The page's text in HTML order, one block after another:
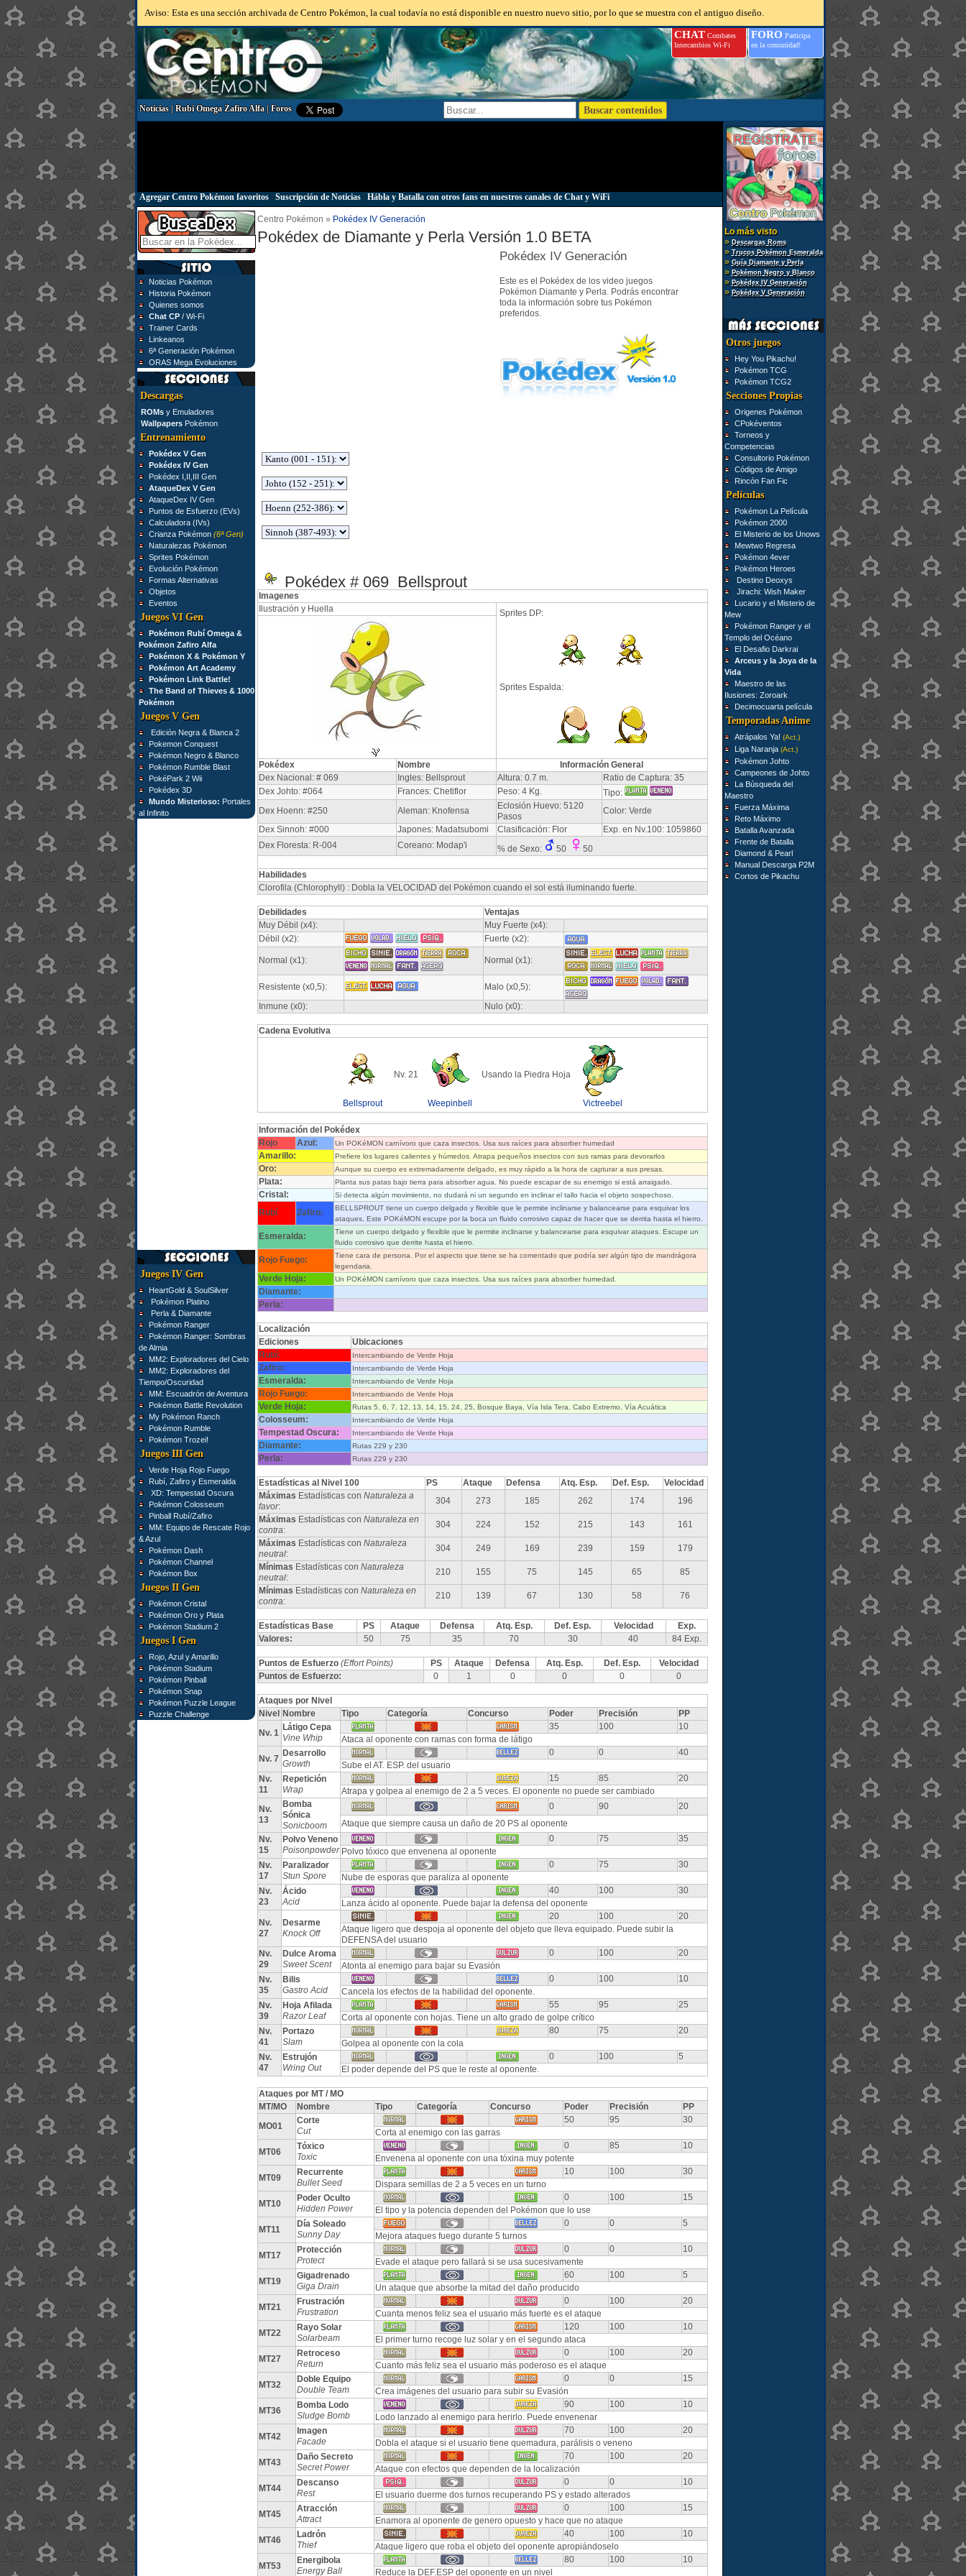
Aviso: Esta es una sección archivada de Centro Pokémon, la cual todavía no está disponible en nuestro nuevo sitio, por lo que se muestra con el antiguo diseño.
FORO Participa
en la comunidad!
CHATCombates
Intercambios Wi-Fi
Noticias|Rubí Omega Zafiro Alfa|Foros
Agregar Centro Pokémon favoritos| Suscripción de Noticias| Hábla y Batalla con otros fans en nuestros canales de Chat y WiFi
Lo más visto
» Descargas Roms
» Trucos Pokémon Esmeralda
» Guía Diamante y Perla
» Pokémon Negro y Blanco
» Pokédex IV Generación
» Pokédex V Generación
Otros juegos
Hey You Pikachu!
Pokémon TCG
Pokémon TCG2
Secciones Propias
Origenes Pokémon
CPokéventos
Torneos y
Competencias
Consultorio Pokémon
Códigos de Amigo
Rincón Fan Fic
Películas
Pokémon La Película
Pokémon 2000
El Misterio de los Unows
Mewtwo Regresa
Pokémon 4ever
Pokémon Heroes
Destino Deoxys
Jirachi: Wish Maker
Lucario y el Misterio de
Mew
Pokémon Ranger y el
Templo del Océano
El Desafio Darkrai
Arceus y la Joya de la
Vida
Maestro de las
Ilusiones: Zoroark
Decimocuarta película
Temporadas Anime
Atrápalos Ya! (Act.)
Liga Naranja (Act.)
Pokémon Johto
Campeones de Johto
La Búsqueda del
Maestro
Fuerza Máxima
Reto Máximo
Batalla Avanzada
Frente de Batalla
Diamond & Pearl
Manual Descarga P2M
Cortos de Pikachu
Noticias Pokémon
Historia Pokémon
Quienes somos
Chat CP/ Wi-Fi
Trainer Cards
Linkeanos
6ª Generación Pokémon
ORAS Mega Evoluciones
Descargas
ROMsy Emuladores
WallpapersPokémon
Entrenamiento
Pokédex V Gen
Pokédex IV Gen
Pokédex I,II,III Gen
AtaqueDex V Gen
AtaqueDex IV Gen
Puntos de Esfuerzo (EVs)
Calculadora (IVs)
Crianza Pokémon (6ª Gen)
Naturalezas Pokémon
Sprites Pokémon
Evolución Pokémon
Formas Alternativas
Objetos
Eventos
Juegos VI Gen
Pokémon Rubí Omega &
Pokémon Zafiro Alfa
Pokémon X & Pokémon Y
Pokémon Art Academy
Pokémon Link Battle!
The Band of Thieves & 1000
Pokémon
Juegos V Gen
Edición Negra & Blanca 2
Pokemon Conquest
Pokémon Negro & Blanco
Pokémon Rumble Blast
PokéPark 2 Wii
Pokédex 3D
Mundo Misterioso: Portales
al Infinito
Juegos IV Gen
HeartGold & SoulSilver
Pokémon Platino
Perla & Diamante
Pokémon Ranger
Pokémon Ranger: Sombras
de Almia
MM2: Exploradores del Cielo
MM2: Exploradores del
Tiempo/Oscuridad
MM: Escuadrón de Aventura
Pokémon Battle Revolution
My Pokémon Ranch
Pokémon Rumble
Pokémon Trozei!
Juegos III Gen
Verde Hoja Rojo Fuego
Rubí, Zafiro y Esmeralda
XD: Tempestad Oscura
Pokémon Colosseum
Pinball Rubí/Zafiro
MM: Equipo de Rescate Rojo
& Azul
Pokémon Dash
Pokémon Channel
Pokémon Box
Juegos II Gen
Pokémon Cristal
Pokémon Oro y Plata
Pokémon Stadium 2
Juegos I Gen
Rojo, Azul y Amarillo
Pokémon Stadium
Pokémon Pinball
Pokémon Snap
Pokémon Puzzle League
Puzzle Challenge
Centro Pokémon » Pokédex IV Generación
Pokédex de Diamante y Perla Versión 1.0 BETA
Pokédex IV Generación
Este es el Pokédex de los video juegos
Pokémon Diamante y Perla. Podrás encontrar
toda la información sobre tus Pokémon
preferidos.
Pokédex # 069 Bellsprout
Imagenes
Ilustración y Huella
Sprites DP:
Sprites Espalda:
Pokédex Nombre
Información General
Dex Nacional: # 069
Ingles: Bellsprout Altura: 0.7 m.
Ratio de Captura: 35
Dex Johto: #064
Frances: Chetiflor Peso: 4 Kg.
Tipo:
Dex Hoenn: #250
Aleman: Knofensa
Eclosión Huevo: 5120
Pasos
Color: Verde
Dex Sinnoh: #000
Japones: Madatsubomi Clasificación: Flor
Exp. en Nv.100: 1059860
Dex Floresta: R-004
Coreano: Modap'i % de Sexo: 50 50
Habilidades
Clorofila (Chlorophyll) : Dobla la VELOCIDAD del Pokémon cuando el sol está iluminando fuerte.
Debilidades
Ventajas
Muy Débil (x4):
Muy Fuerte (x4):
Débil (x2):
Fuerte (x2):
Normal (x1): Normal (x1):
Resistente (x0,5):
Malo (x0,5):
Inmune (x0):
Nulo (x0):
Cadena Evolutiva
Bellsprout
Nv. 21
Weepinbell
Usando la Piedra Hoja
Victreebel
Información del Pokédex
Rojo
Azul: Un POKéMON carnívoro que caza insectos. Usa sus raíces para absorber humedad
Amarillo: Prefiere los lugares calientes y húmedos. Atrapa pequeños insectos con sus ramas para devorarlos
Oro: Aunque su cuerpo es extremadamente delgado, es muy rápido a la hora de capturar a sus presas.
Plata: Planta sus patas bajo tierra para absorber agua. No puede escapar de su enemigo si está arraigado.
Cristal: Si detecta algún movimiento, no dudará ni un segundo en inclinar el tallo hacia el objeto sospechoso.
Rubí Zafiro:
BELLSPROUT tiene un cuerpo delgado y flexible que le permite inclinarse y balancearse para esquivar los
ataques. Este POKéMON escupe por la boca un fluido corrosivo capaz de hacer que se derrita hasta el hierro.
Esmeralda:
Tiene un cuerpo delgado y flexible que le permite inclinarse y balancearse para esquivar ataques. Escupe un
fluido corrosivo que derrite hasta el hierro.
Rojo Fuego:
Tiene cara de persona. Por el aspecto que tiene se ha comentado que podría ser algún tipo de mandrágora
legendaria.
Verde Hoja: Un POKéMON carnívoro que caza insectos. Usa sus raíces para absorber humedad.
Diamante:
Perla:
Localización
Ediciones
Ubicaciones
Rubí:
Intercambiando de Verde Hoja
Zafiro: Intercambiando de Verde Hoja
Esmeralda: Intercambiando de Verde Hoja
Rojo Fuego: Intercambiando de Verde Hoja
Verde Hoja: Rutas 5, 6, 7, 12, 13, 14, 15, 24, 25, Bosque Baya, Vía Isla Tera, Cabo Extremo, Vía Acuática
Colosseum: Intercambiando de Verde Hoja
Tempestad Oscura: Intercambiando de Verde Hoja
Diamante: Rutas 229 y 230
Perla: Rutas 229 y 230
Estadísticas al Nivel 100 PS Ataque Defensa Atq. Esp. Def. Esp.
Velocidad
Máximas Estadísticas con Naturaleza a
favor:
304 273 185 262 174
196
Máximas Estadísticas con Naturaleza en
contra:
304 224 152 215 143
161
Máximas Estadísticas con Naturaleza
neutral:
304 249 169 239 159
179
Mínimas Estadísticas con Naturaleza
neutral:
210 155 75 145 65
85
Mínimas Estadísticas con Naturaleza en
contra:
210 139 67 130 58 76
Estadísticas Base PS Ataque Defensa Atq. Esp. Def. Esp. Velocidad
Exp.
Valores:
50 75 35 70 30 40 84 Exp.
Puntos de Esfuerzo (Effort Points) PS Ataque Defensa Atq. Esp. Def. Esp.
Velocidad
Puntos de Esfuerzo:
0 1 0 0 0 0
Ataques por Nivel
Nivel
Nombre Tipo Categoría Concurso Poder Precisión
PP
Nv. 1
Látigo Cepa
Vine Whip
35 100
10
Ataca al oponente con ramas con forma de látigo
Nv. 7
Desarrollo
Growth
0 0
40
Sube el AT. ESP. del usuario
Nv.
11
Repetición
Wrap
15 85
20
Atrapa y golpea al enemigo de 2 a 5 veces. El oponente no puede ser cambiado
Nv.
13
Bomba
Sónica
Sonicboom
0 90
20
Ataque que siempre causa un daño de 20 PS al oponente
Nv.
15
Polvo Veneno
Poisonpowder
0 75
35
Polvo tóxico que envenena al oponente
Nv.
17
Paralizador
Stun Spore
0 75
30
Nube de esporas que paraliza al oponente
Nv.
23
Ácido
Acid
40 100
30
Lanza ácido al oponente. Puede bajar la defensa del oponente
Nv.
27
Desarme
Knock Off
20 100
20
Ataque ligero que despoja al oponente del objeto que lleva equipado. Puede subir la
DEFENSA del usuario
Nv.
29
Dulce Aroma
Sweet Scent
0 100
20
Atonta al enemigo para bajar su Evasión
Nv.
35
Bilis
Gastro Acid
0 100
10
Cancela los efectos de la habilidad del oponente.
Nv.
39
Hoja Afilada
Razor Leaf
55 95
25
Corta al oponente con hojas. Tiene un alto grado de golpe crítico
Nv.
41
Portazo
Slam
80 75
20
Golpea al oponente con la cola
Nv.
47
Estrujón
Wring Out
0 100
5
El poder depende del PS que le reste al oponente.
Ataques por MT / MO
MT/MO
Nombre Tipo Categoría Concurso Poder Precisión
PP
MO01
Corte
Cut
50 95
30
Corta al enemigo con las garras
MT06
Tóxico
Toxic
0 85
10
Envenena al oponente con una tóxina muy potente
MT09
Recurrente
Bullet Seed
10 100
30
Dispara semillas de 2 a 5 veces en un turno
MT10
Poder Oculto
Hidden Power
0 100
15
El tipo y la potencia dependen del Pokémon que lo use
MT11
Día Soleado
Sunny Day
0 0
5
Mejora ataques fuego durante 5 turnos
MT17
Protección
Protect
0 0
10
Evade el ataque pero fallará si se usa sucesivamente
MT19
Gigadrenado
Giga Drain
60 100
5
Un ataque que absorbe la mitad del daño producido
MT21
Frustración
Frustration
0 100
20
Cuanta menos feliz sea el usuario más fuerte es el ataque
MT22
Rayo Solar
Solarbeam
120 100
10
El primer turno recoge luz solar y en el segundo ataca
MT27
Retroceso
Return
0 100
20
Cuanto más feliz sea el usuario más poderoso es el ataque
MT32
Doble Equipo
Double Team
0 0
15
Crea imágenes del usuario para subir su Evasión
MT36
Bomba Lodo
Sludge Bomb
90 100
10
Lodo lanzado al enemigo para herirlo. Puede envenenar
MT42
Imagen
Facade
70 100
20
Dobla el ataque si el usuario tiene quemadura, parálisis o veneno
MT43
Daño Secreto
Secret Power
70 100
20
Ataque con efectos que dependen de la localización
MT44
Descanso
Rest
0 0
10
El usuario duerme dos turnos recuperando PS y estado alterados
MT45
Atracción
Attract
0 100
15
Enamora al oponente de genero opuesto y hace que no ataque
MT46
Ladrón
Thief
40 100
10
Ataque ligero que roba el objeto del oponente apropiándoselo
MT53
Energibola
Energy Ball
80 100
10
Reduce la DEF.ESP del oponente en un nivel